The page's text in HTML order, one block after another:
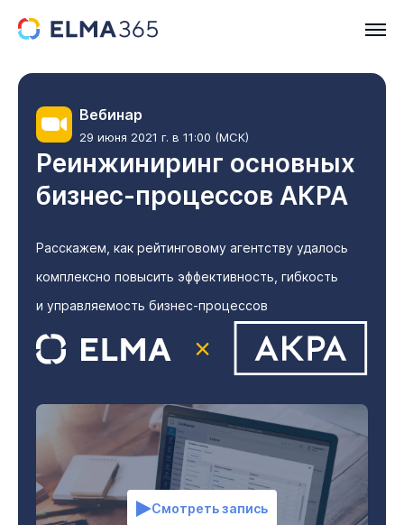
Вебинар
29 июня 2021 г. в 11:00 (МСК)
Реинжиниринг основных
бизнес-процессов АКРА
Расскажем, как рейтинговому агентству удалось
комплексно повысить эффективность, гибкость
и управляемость бизнес-процессов
Смотреть запись